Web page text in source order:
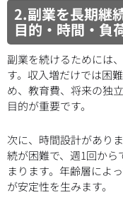
2.副業を長期継
目的・時間・負
副業を続けるためには
す。収入増だけでは困
め、教育費、将来の独
目的が重要です。
次に、時間設計があり
続が困難で、週1回か
まります。年齢層によ
が安定性を生みます。